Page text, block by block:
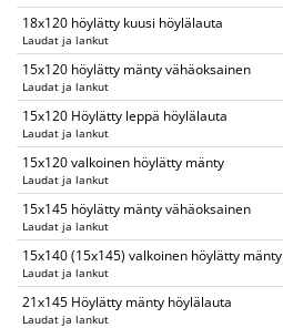
18x120 höylätty kuusi höylälauta
Laudat ja lankut
15x120 höylätty mänty vähäoksainen
Laudat ja lankut
15x120 Höylätty leppä höylälauta
Laudat ja lankut
15x120 valkoinen höylätty mänty
Laudat ja lankut
15x145 höylätty mänty vähäoksainen
Laudat ja lankut
15x140 (15x145) valkoinen höylätty mänty
Laudat ja lankut
21x145 Höylätty mänty höylälauta
Laudat ja lankut